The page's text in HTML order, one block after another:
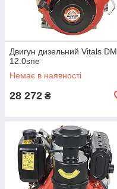
Двигун дизельний Vitals DM
12.0sne
Немає в наявності
28 272 ₴